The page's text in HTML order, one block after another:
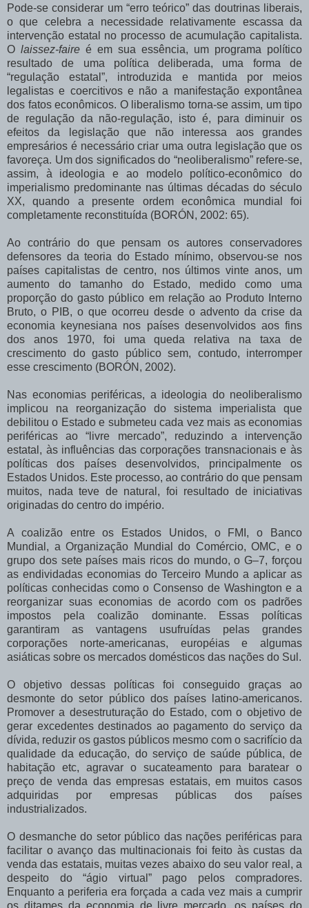
Pode-se considerar um “erro teórico” das doutrinas liberais,
o que celebra a necessidade relativamente escassa da
intervenção estatal no processo de acumulação capitalista.
O laissez-faire é em sua essência, um programa político
resultado de uma política deliberada, uma forma de
“regulação estatal”, introduzida e mantida por meios
legalistas e coercitivos e não a manifestação expontânea
dos fatos econômicos. O liberalismo torna-se assim, um tipo
de regulação da não-regulação, isto é, para diminuir os
efeitos da legislação que não interessa aos grandes
empresários é necessário criar uma outra legislação que os
favoreça. Um dos significados do “neoliberalismo” refere-se,
assim, à ideologia e ao modelo político-econômico do
imperialismo predominante nas últimas décadas do século
XX, quando a presente ordem econômica mundial foi
completamente reconstituída (BORÓN, 2002: 65).
Ao contrário do que pensam os autores conservadores
defensores da teoria do Estado mínimo, observou-se nos
países capitalistas de centro, nos últimos vinte anos, um
aumento do tamanho do Estado, medido como uma
proporção do gasto público em relação ao Produto Interno
Bruto, o PIB, o que ocorreu desde o advento da crise da
economia keynesiana nos países desenvolvidos aos fins
dos anos 1970, foi uma queda relativa na taxa de
crescimento do gasto público sem, contudo, interromper
esse crescimento (BORÓN, 2002).
Nas economias periféricas, a ideologia do neoliberalismo
implicou na reorganização do sistema imperialista que
debilitou o Estado e submeteu cada vez mais as economias
periféricas ao “livre mercado”, reduzindo a intervenção
estatal, às influências das corporações transnacionais e às
políticas dos países desenvolvidos, principalmente os
Estados Unidos. Este processo, ao contrário do que pensam
muitos, nada teve de natural, foi resultado de iniciativas
originadas do centro do império.
A coalizão entre os Estados Unidos, o FMI, o Banco
Mundial, a Organização Mundial do Comércio, OMC, e o
grupo dos sete países mais ricos do mundo, o G–7, forçou
as endividadas economias do Terceiro Mundo a aplicar as
políticas conhecidas como o Consenso de Washington e a
reorganizar suas economias de acordo com os padrões
impostos pela coalizão dominante. Essas políticas
garantiram as vantagens usufruídas pelas grandes
corporações norte-americanas, européias e algumas
asiáticas sobre os mercados domésticos das nações do Sul.
O objetivo dessas políticas foi conseguido graças ao
desmonte do setor público dos países latino-americanos.
Promover a desestruturação do Estado, com o objetivo de
gerar excedentes destinados ao pagamento do serviço da
dívida, reduzir os gastos públicos mesmo com o sacrifício da
qualidade da educação, do serviço de saúde pública, de
habitação etc, agravar o sucateamento para baratear o
preço de venda das empresas estatais, em muitos casos
adquiridas por empresas públicas dos países
industrializados.
O desmanche do setor público das nações periféricas para
facilitar o avanço das multinacionais foi feito às custas da
venda das estatais, muitas vezes abaixo do seu valor real, a
despeito do “ágio virtual” pago pelos compradores.
Enquanto a periferia era forçada a cada vez mais a cumprir
os ditames da economia de livre mercado, os países do